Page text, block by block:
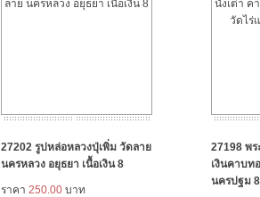
27202 รูปหล่อหลวงปุ่เพิ่ม วัดลาย
นครหลวง อยุธยา เนื้อเงิน 8
ราคา 250.00 บาท
27198 พ
เงินคาบท
นครปฐม 8